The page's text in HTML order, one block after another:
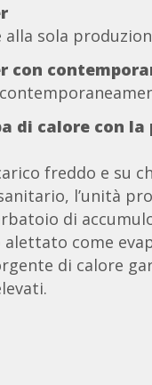
alla sola
con
di calore con
freddo e su
l’unità
di
come
di calore